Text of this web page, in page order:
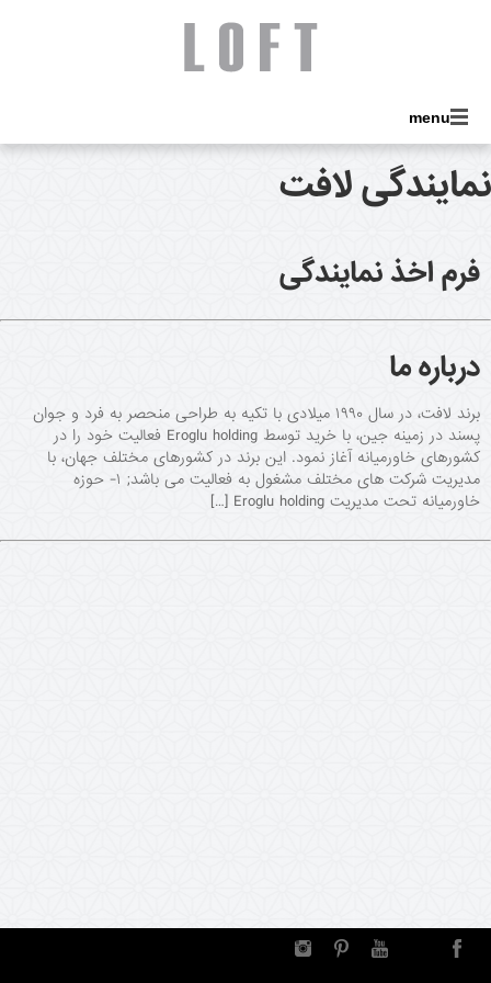
menu
نمایندگی لافت
فرم اخذ نمایندگی
درباره ما
برند لافت، در سال ۱۹۹۰ میلادی با تکیه به طراحی منحصر به فرد و جوان
پسند در زمینه جین، با خرید توسط Eroglu holding فعالیت خود را در
کشورهای خاورمیانه آغاز نمود. این برند در کشورهای مختلف جهان، با
مدیریت شرکت های مختلف مشغول به فعالیت می باشد; ۱- حوزه
خاورمیانه تحت مدیریت Eroglu holding […]